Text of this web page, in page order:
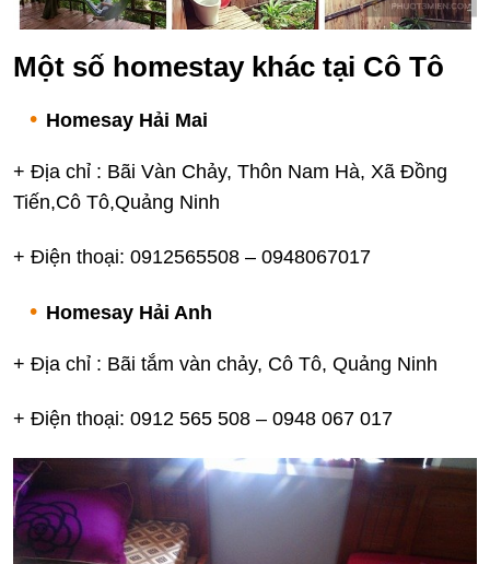
Một số homestay khác tại Cô Tô
Homesay Hải Mai
+ Địa chỉ : Bãi Vàn Chảy, Thôn Nam Hà, Xã Đồng
Tiến,Cô Tô,Quảng Ninh
+ Điện thoại: 0912565508 – 0948067017
Homesay Hải Anh
+ Địa chỉ : Bãi tắm vàn chảy, Cô Tô, Quảng Ninh
+ Điện thoại: 0912 565 508 – 0948 067 017